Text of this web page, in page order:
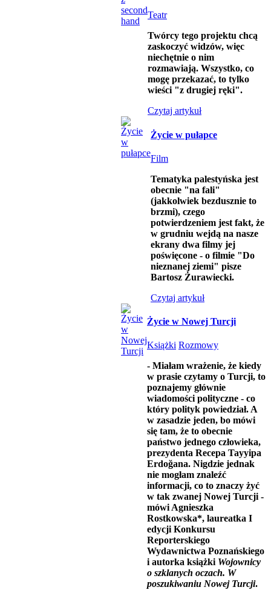
Teatr
Twórcy tego projektu chcą
zaskoczyć widzów, więc
niechętnie o nim
rozmawiają. Wszystko, co
mogę przekazać, to tylko
wieści "z drugiej ręki".
Czytaj artykuł
Życie w pułapce
Film
Tematyka palestyńska jest
obecnie "na fali"
(jakkolwiek bezdusznie to
brzmi), czego
potwierdzeniem jest fakt, że
w grudniu wejdą na nasze
ekrany dwa filmy jej
poświęcone - o filmie "Do
nieznanej ziemi" pisze
Bartosz Żurawiecki.
Czytaj artykuł
Życie w Nowej Turcji
Książki Rozmowy
- Miałam wrażenie, że kiedy
w prasie czytamy o Turcji, to
poznajemy głównie
wiadomości polityczne - co
który polityk powiedział. A
w zasadzie jeden, bo mówi
się tam, że to obecnie
państwo jednego człowieka,
prezydenta Recepa Tayyipa
Erdoğana. Nigdzie jednak
nie mogłam znaleźć
informacji, co to znaczy żyć
w tak zwanej Nowej Turcji -
mówi Agnieszka
Rostkowska*, laureatka I
edycji Konkursu
Reporterskiego
Wydawnictwa Poznańskiego
i autorka książki Wojownicy
o szklanych oczach. W
poszukiwaniu Nowej Turcji.